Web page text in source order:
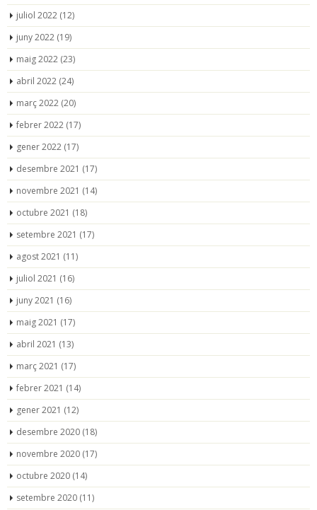
juliol 2022 (12)
juny 2022 (19)
maig 2022 (23)
abril 2022 (24)
març 2022 (20)
febrer 2022 (17)
gener 2022 (17)
desembre 2021 (17)
novembre 2021 (14)
octubre 2021 (18)
setembre 2021 (17)
agost 2021 (11)
juliol 2021 (16)
juny 2021 (16)
maig 2021 (17)
abril 2021 (13)
març 2021 (17)
febrer 2021 (14)
gener 2021 (12)
desembre 2020 (18)
novembre 2020 (17)
octubre 2020 (14)
setembre 2020 (11)